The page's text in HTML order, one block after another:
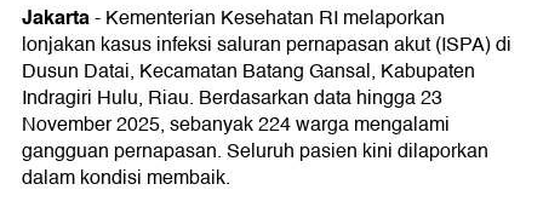
Jakarta-Kementerian Kesehatan RI melaporkan
lonjakan kasus infeksi saluran pernapasan akut (ISPA) di
Dusun Datai, Kecamatan Batang Gansal, Kabupaten
Indragiri Hulu, Riau. Berdasarkan data hingga 23
November 2025, sebanyak 224 warga mengalami
gangguan pernapasan. Seluruh pasien kini dilaporkan
dalam kondisi membaik.